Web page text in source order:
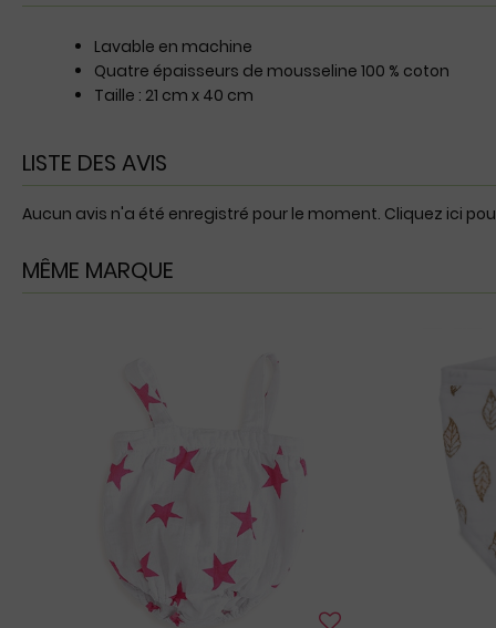
Lavable en machine
Quatre épaisseurs de mousseline 100 % coton
Taille : 21 cm x 40 cm
LISTE DES AVIS
Aucun avis n'a été enregistré pour le moment. Cliquez ici
MÊME MARQUE